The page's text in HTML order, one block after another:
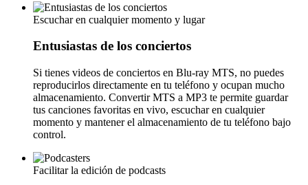
Escuchar en cualquier momento y lugar
Entusiastas de los conciertos
Si tienes videos de conciertos en Blu-ray MTS, no puedes
reproducirlos directamente en tu teléfono y ocupan mucho
almacenamiento. Convertir MTS a MP3 te permite guardar
tus canciones favoritas en vivo, escuchar en cualquier
momento y mantener el almacenamiento de tu teléfono bajo
control.
Facilitar la edición de podcasts